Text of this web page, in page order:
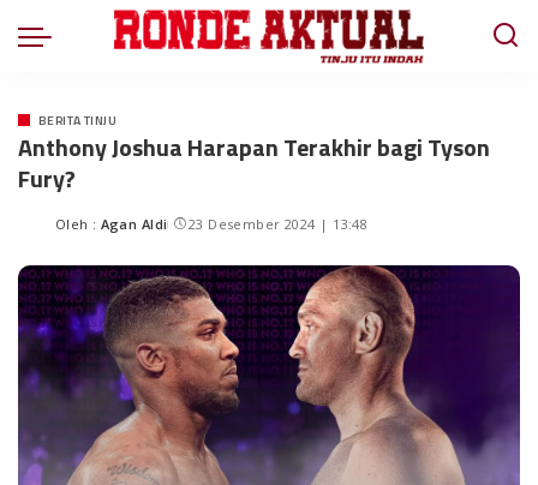
BERITA TINJU
Anthony Joshua Harapan Terakhir bagi Tyson
Fury?
Oleh : Agan Aldi 23 Desember 2024 | 13:48